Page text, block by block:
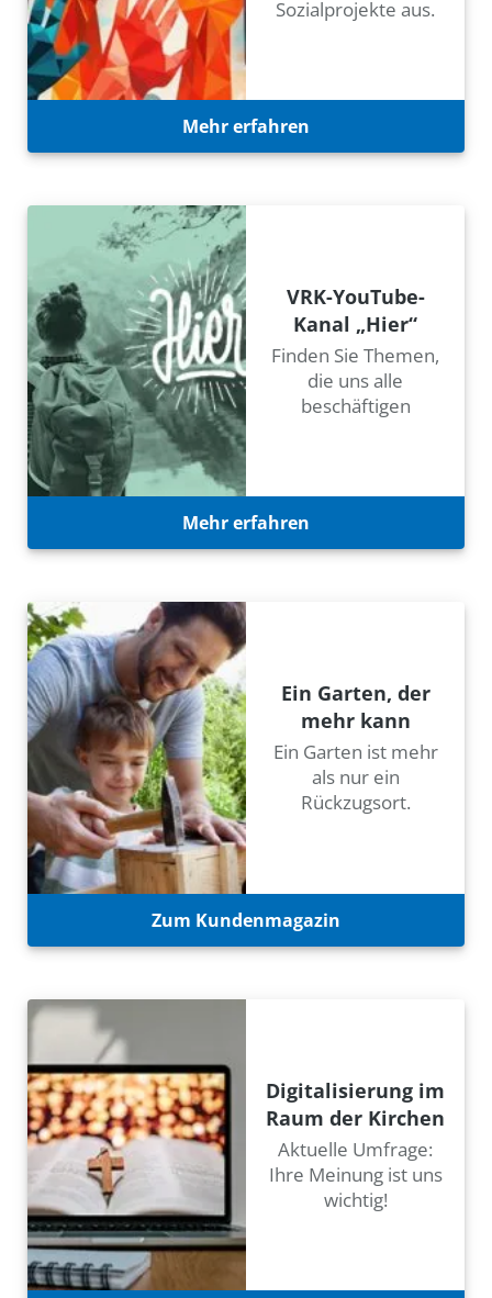
Sozialprojekte aus.
Mehr erfahren
VRK-YouTube-
Kanal „Hier“
Finden Sie Themen,
die uns alle
beschäftigen
Mehr erfahren
Ein Garten, der
mehr kann
Ein Garten ist mehr
als nur ein
Rückzugsort.
Zum Kundenmagazin
Digitalisierung im
Raum der Kirchen
Aktuelle Umfrage:
Ihre Meinung ist uns
wichtig!